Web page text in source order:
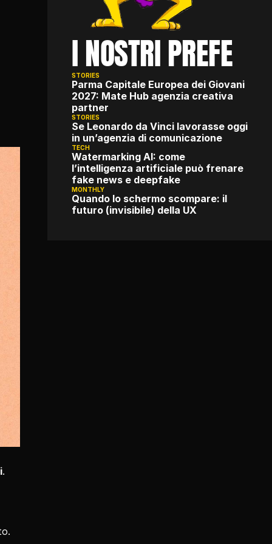
.
I NOSTRI PREFE
STORIES
Parma Capitale Europea dei Giovani
2027: Mate Hub agenzia creativa
partner
STORIES
Se Leonardo da Vinci lavorasse oggi
in un’agenzia di comunicazione
TECH
Watermarking AI: come
l’intelligenza artificiale può frenare
fake news e deepfake
MONTHLY
Quando lo schermo scompare: il
futuro (invisibile) della UX